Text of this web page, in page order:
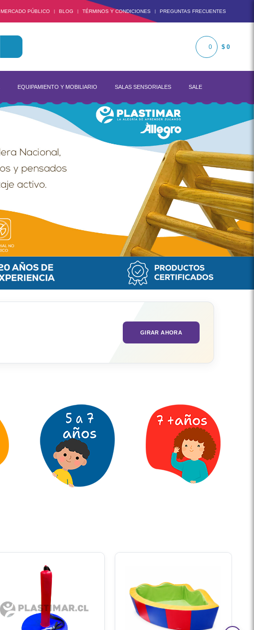
MERCADO PÚBLICO | BLOG | TÉRMINOS Y CONDICIONES | PREGUNTAS FRECUENTES
0 $ 0
EQUIPAMIENTO Y MOBILIARIO SALAS SENSORIALES SALE
GIRAR AHORA